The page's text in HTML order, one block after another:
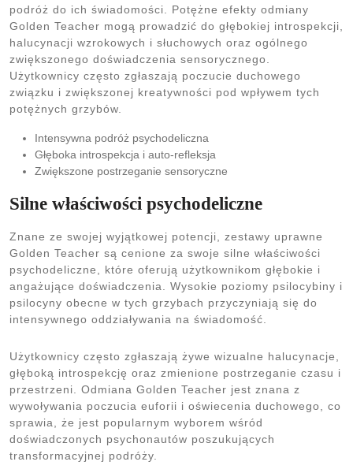
podróż do ich świadomości. Potężne efekty odmiany
Golden Teacher mogą prowadzić do głębokiej introspekcji,
halucynacji wzrokowych i słuchowych oraz ogólnego
zwiększonego doświadczenia sensorycznego.
Użytkownicy często zgłaszają poczucie duchowego
związku i zwiększonej kreatywności pod wpływem tych
potężnych grzybów.
Intensywna podróż psychodeliczna
Głęboka introspekcja i auto-refleksja
Zwiększone postrzeganie sensoryczne
Silne właściwości psychodeliczne
Znane ze swojej wyjątkowej potencji, zestawy uprawne
Golden Teacher są cenione za swoje silne właściwości
psychodeliczne, które oferują użytkownikom głębokie i
angażujące doświadczenia. Wysokie poziomy psilocybiny i
psilocyny obecne w tych grzybach przyczyniają się do
intensywnego oddziaływania na świadomość.
Użytkownicy często zgłaszają żywe wizualne halucynacje,
głęboką introspekcję oraz zmienione postrzeganie czasu i
przestrzeni. Odmiana Golden Teacher jest znana z
wywoływania poczucia euforii i oświecenia duchowego, co
sprawia, że jest popularnym wyborem wśród
doświadczonych psychonautów poszukujących
transformacyjnej podróży.